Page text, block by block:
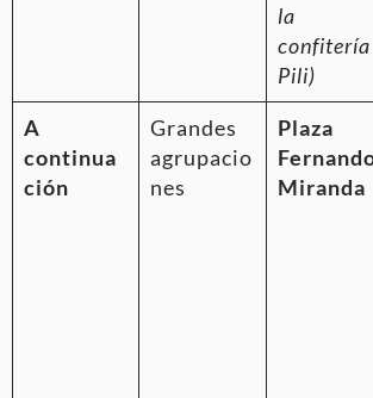
la
confitería
Pili)
A
continua
ción
Grandes
agrupacio
nes
Plaza
Miranda